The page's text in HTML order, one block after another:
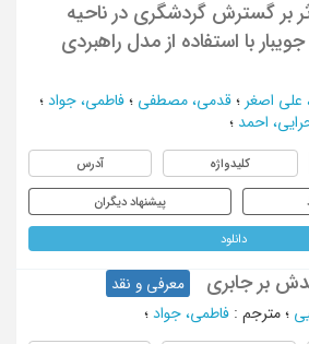
بر گسترش گردشگری در ناحیه
با استفاده از مدل راهبردی
علی اصغر ؛ قدمی، مصطفی ؛ فاطمی، جواد ؛
احمد ؛
کلیدواژه آدرس
پیشنهاد دیگران
دانلود
بر جابری
معرفی و نقد
؛ مترجم : فاطمی، جواد ؛